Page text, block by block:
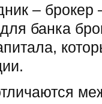
– брокер
банка